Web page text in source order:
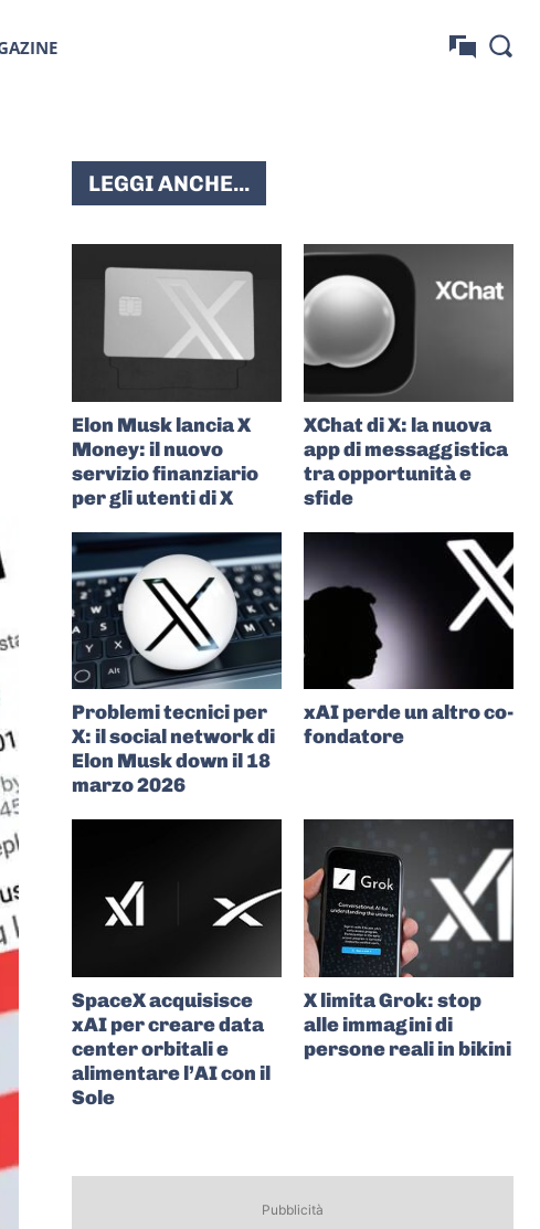
LEGGI ANCHE...
Elon Musk lancia X
Money: il nuovo
servizio finanziario
per gli utenti di X
XChat di X: la nuova
app di messaggistica
tra opportunità e
sfide
Problemi tecnici per
X: il social network di
Elon Musk down il 18
marzo 2026
xAI perde un altro co-
fondatore
SpaceX acquisisce
xAI per creare data
center orbitali e
alimentare l’AI con il
Sole
X limita Grok: stop
alle immagini di
persone reali in bikini
Pubblicità